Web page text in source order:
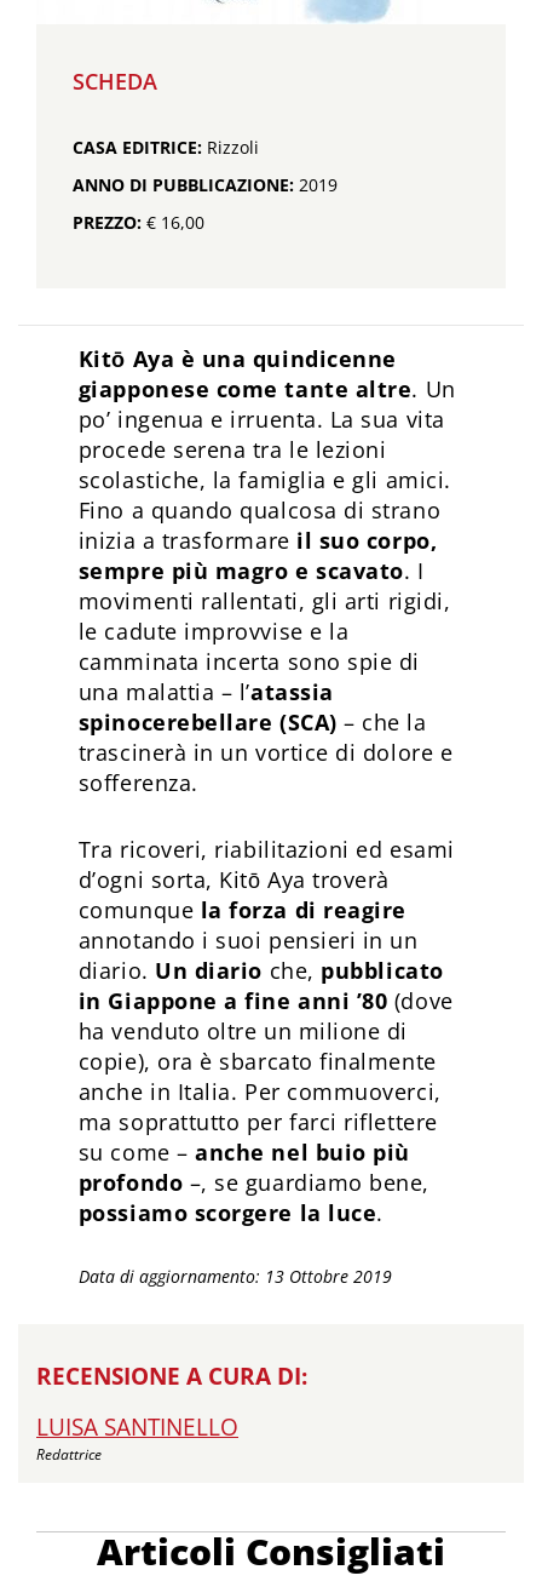
SCHEDA
CASA EDITRICE: Rizzoli
ANNO DI PUBBLICAZIONE: 2019
PREZZO: € 16,00
Kitō Aya è una quindicenne
giapponese come tante altre. Un
po’ ingenua e irruenta. La sua vita
procede serena tra le lezioni
scolastiche, la famiglia e gli amici.
Fino a quando qualcosa di strano
inizia a trasformare il suo corpo,
sempre più magro e scavato. I
movimenti rallentati, gli arti rigidi,
le cadute improvvise e la
camminata incerta sono spie di
una malattia – l’atassia
spinocerebellare (SCA) – che la
trascinerà in un vortice di dolore e
sofferenza.
Tra ricoveri, riabilitazioni ed esami
d’ogni sorta, Kitō Aya troverà
comunque la forza di reagire
annotando i suoi pensieri in un
diario. Un diario che, pubblicato
in Giappone a fine anni ’80 (dove
ha venduto oltre un milione di
copie), ora è sbarcato finalmente
anche in Italia. Per commuoverci,
ma soprattutto per farci riflettere
su come –anche nel buio più
profondo –, se guardiamo bene,
possiamo scorgere la luce.
Data di aggiornamento: 13 Ottobre 2019
RECENSIONE A CURA DI:
LUISA SANTINELLO
Redattrice
Articoli Consigliati